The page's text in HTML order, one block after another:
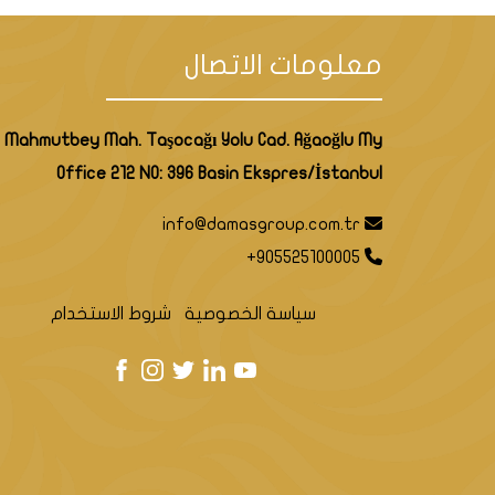
معلومات الاتصال
Mahmutbey Mah. Taşocağı Yolu Cad. Ağaoğlu My
Office 212 NO: 396 Basin Ekspres/İstanbul
info@damasgroup.com.tr
+905525100005
سياسة الخصوصية شروط الاستخدام